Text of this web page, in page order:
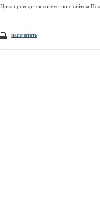
Цикл проводится совместно с сайтом
напечатать